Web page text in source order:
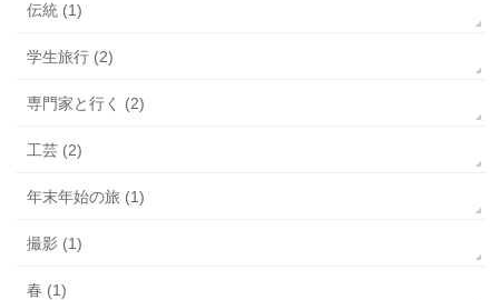
伝統 (1)
学生旅行 (2)
専門家と行く (2)
工芸 (2)
年末年始の旅 (1)
撮影 (1)
春 (1)